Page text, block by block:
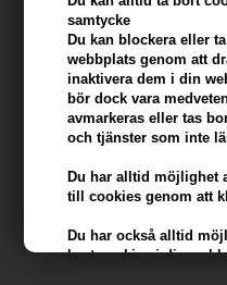
samtycke
Du kan blockera eller
webbplats genom att
inaktivera dem i din
bör dock vara
avmarkeras eller tas
och tjänster som inte
Du har alltid möjlighet
till cookies genom att
Du har också alltid
bort cookies i din
Hair247
Frisenborgvej 6A
DK-7800 Skive
info@hair247.se
Billig frakt
100% nöjdhet - 356